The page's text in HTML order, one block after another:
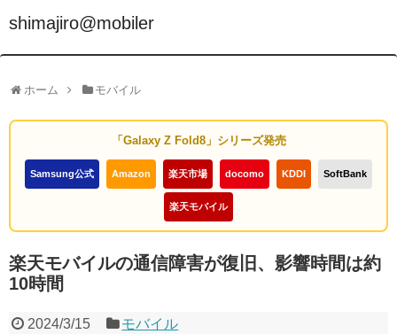
shimajiro@mobiler
ホーム モバイル
「Galaxy Z Fold8」シリーズ発売
Samsung公式 Amazon 楽天市場 docomo KDDI SoftBank
楽天モバイル
楽天モバイルの通信障害が復旧、影響時間は約
10時間
2024/3/15 モバイル